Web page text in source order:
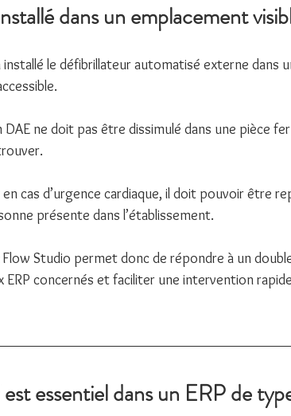
dans un emplacement
installé le défibrillateur automatisé externe dans
ne doit pas être dissimulé dans une pièce
cas d’urgence cardiaque, il doit pouvoir être
présente dans l’établissement.
Flow Studio permet donc de répondre à un
ERP concernés et faciliter une intervention
essentiel dans un ERP de